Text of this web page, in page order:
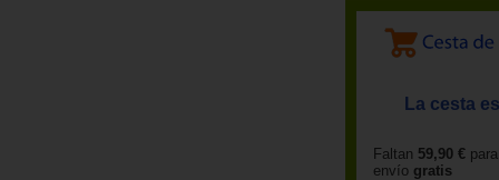
La cesta
Faltan 59,90 €
envío gratis